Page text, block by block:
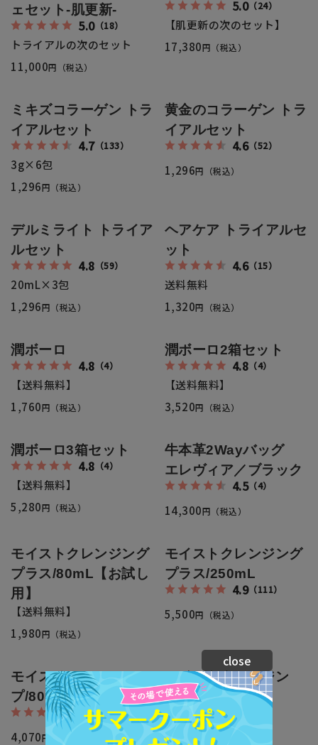
返品・交換・キャンセルについて
ェセット-肌更新-
5.0（18）
トライアルの次のセット
11,000円（税込）
5.0（24）
【肌更新の次のセット】
17,380円（税込）
ミキズコラーゲン トラ
イアルセット
4.7（133）
3g×6包
1,296円（税込）
黄金のコラーゲン トラ
イアルセット
4.6（52）
1,296円（税込）
デルミライト トライア
ルセット
4.8 （59）
20mL×3包
1,296円（税込）
ヘアケア トライアルセ
ット
4.6（15）
送料無料
1,320円（税込）
潤ボーロ
4.8 （4）
【送料無料】
1,760円（税込）
潤ボーロ2箱セット
4.8 （4）
【送料無料】
3,520円（税込）
潤ボーロ3箱セット
4.8 （4）
【送料無料】
5,280円（税込）
牛本革2Wayバッグ
エレヴィア／ブラック
4.5（4）
14,300円（税込）
モイストクレンジング
プラス/80mL【お試し
用】
【送料無料】
1,980円（税込）
モイストクレンジング
プラス/250mL
4.9（111）
5,500円（税込）
モイスチャーソー
プ/80g
4.9（59）
4,070円（税込）
モイストクレンジン
グ/300mL
4.3 （18）
まつげエクステ対応
close